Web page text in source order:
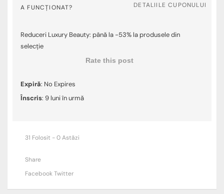
A FUNCȚIONAT? DETALIILE CUPONULUI
Reduceri Luxury Beauty: până la -53% la produsele din
selecție
Rate this post
Expiră: No Expires
Înscris: 9 luni în urmă
31 Folosit - 0 Astăzi
Share
FacebookTwitter